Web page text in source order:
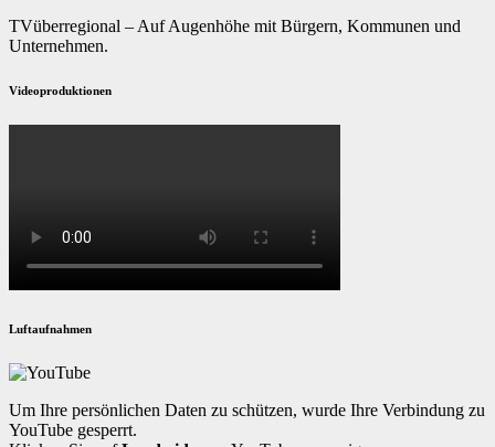
TVüberregional – Auf Augenhöhe mit Bürgern, Kommunen und
Unternehmen.
Videoproduktionen
Luftaufnahmen
Um Ihre persönlichen Daten zu schützen, wurde Ihre Verbindung zu
YouTube gesperrt.